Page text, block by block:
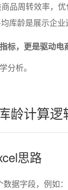
品周转效率，优
库龄是展示企业
标，更是驱动
分析。
龄计算
思路
据字段，例如